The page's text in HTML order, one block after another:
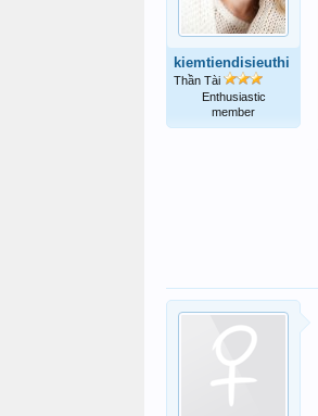
kiemtiendisieuthi
Thần Tài
Enthusiastic
member